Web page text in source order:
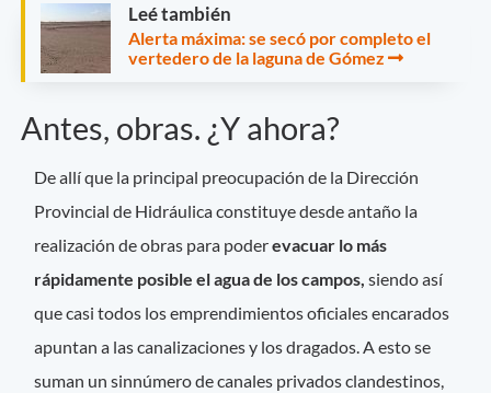
Leé también
Alerta máxima: se secó por completo el
vertedero de la laguna de Gómez
Antes, obras. ¿Y ahora?
De allí que la principal preocupación de la Dirección
Provincial de Hidráulica constituye desde antaño la
realización de obras para poderevacuar lo más
rápidamente posible el agua de los campos,siendo así
que casi todos los emprendimientos oficiales encarados
apuntan a las canalizaciones y los dragados. A esto se
suman un sinnúmero de canales privados clandestinos,